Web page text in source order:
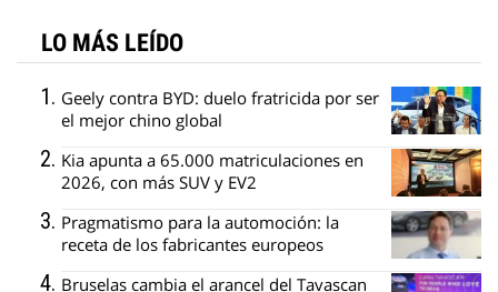
LO MÁS LEÍDO
Geely contra BYD: duelo fratricida por ser
el mejor chino global
Kia apunta a 65.000 matriculaciones en
2026, con más SUV y EV2
Pragmatismo para la automoción: la
receta de los fabricantes europeos
Bruselas cambia el arancel del Tavascan